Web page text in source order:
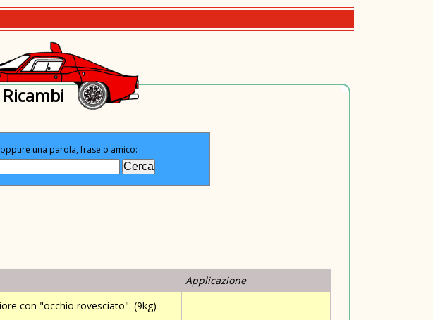
Ricambi
una parola, frase o amico:
Applicazione
con "occhio rovesciato". (9kg)